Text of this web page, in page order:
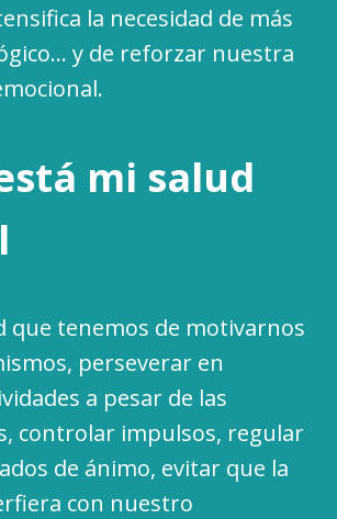
la necesidad de más
y de reforzar nuestra
mi salud
que tenemos de motivarnos
perseverar en
a pesar de las
controlar impulsos, regular
de ánimo, evitar que la
con nuestro